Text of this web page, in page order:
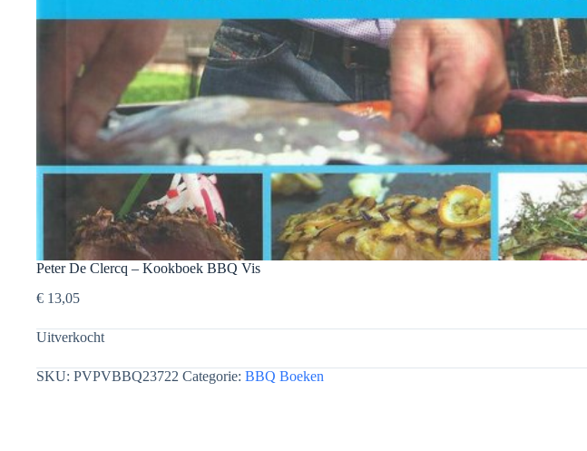
Peter De Clercq – Kookboek BBQ Vis
€ 13,05
Uitverkocht
SKU: PVPVBBQ23722 Categorie: BBQ Boeken